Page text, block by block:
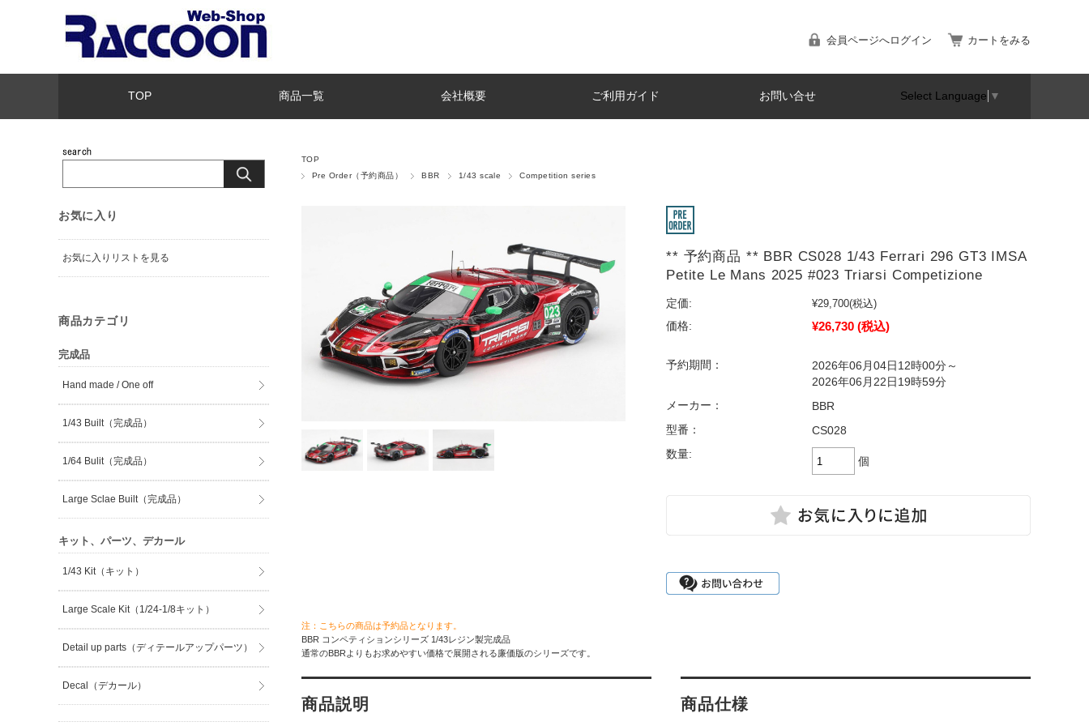
会員ページへログイン カートをみる
TOP 商品一覧 会社概要 ご利用ガイド お問い合せ Select Language ▼
TOP
Pre Order（予約商品）
BBR 1/43 scale Competition series
** 予約商品 ** BBR CS028 1/43 Ferrari 296 GT3 IMSA
Petite Le Mans 2025 #023 Triarsi Competizione
定価: ¥29,700(税込)
価格:
¥26,730 (税込)
予約期間：
2026年06月04日12時00分～
2026年06月22日19時59分
メーカー：
BBR
型番：
CS028
数量:
個
注：こちらの商品は予約品となります。
BBR コンペティションシリーズ 1/43レジン製完成品
通常のBBRよりもお求めやすい価格で展開される廉価版のシリーズです。
商品説明 商品仕様
お気に入り
お気に入りリストを見る
商品カテゴリ
完成品
Hand made / One off
1/43 Built（完成品）
1/64 Bulit（完成品）
Large Sclae Built（完成品）
キット、パーツ、デカール
1/43 Kit（キット）
Large Scale Kit（1/24-1/8キット）
Detail up parts（ディテールアップパーツ）
Decal（デカール）